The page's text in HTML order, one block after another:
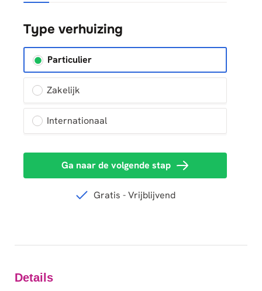
Details